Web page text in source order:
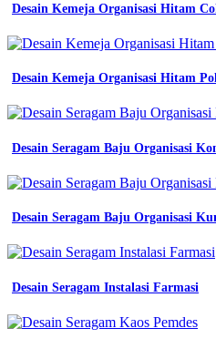
Desain Kemeja Organisasi Hitam
Desain Kemeja Organisasi Hitam
Desain Seragam Baju Organisasi
Desain Seragam Baju Organisasi
Desain Seragam Instalasi Farmasi